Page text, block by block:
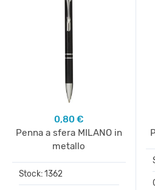
0,80 €
Penna a sfera MILANO in
metallo
Stock: 1362